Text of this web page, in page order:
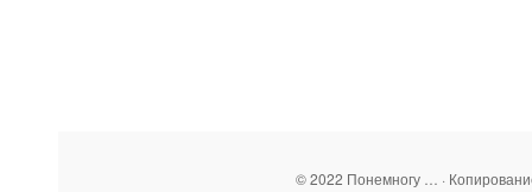
© 2022 Понемногу … ·